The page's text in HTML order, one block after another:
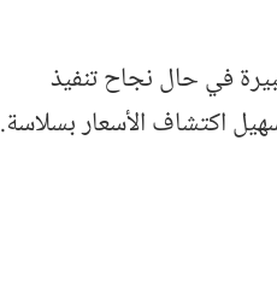
في حال نجاح تنفيذ
اكتشاف الأسعار بسلاسة.